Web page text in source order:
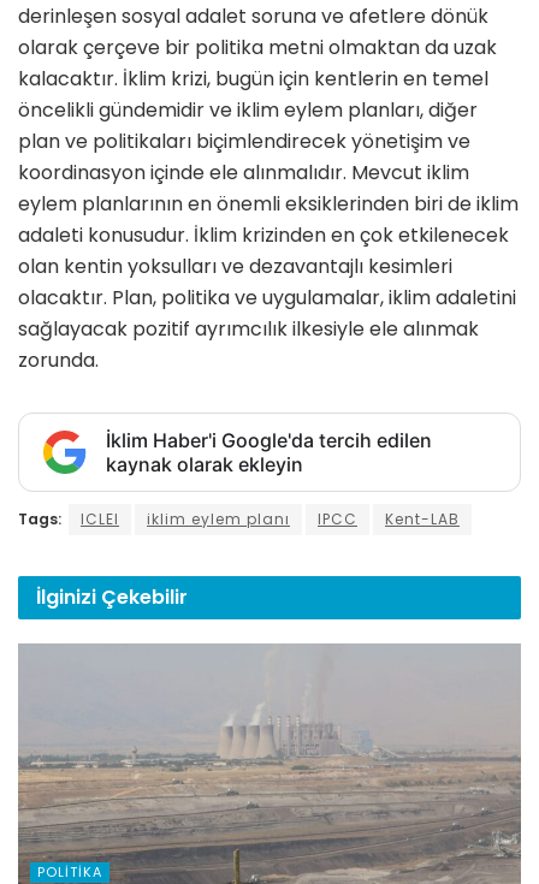
derinleşen sosyal adalet soruna ve afetlere dönük
olarak çerçeve bir politika metni olmaktan da uzak
kalacaktır. İklim krizi, bugün için kentlerin en temel
öncelikli gündemidir ve iklim eylem planları, diğer
plan ve politikaları biçimlendirecek yönetişim ve
koordinasyon içinde ele alınmalıdır. Mevcut iklim
eylem planlarının en önemli eksiklerinden biri de iklim
adaleti konusudur. İklim krizinden en çok etkilenecek
olan kentin yoksulları ve dezavantajlı kesimleri
olacaktır. Plan, politika ve uygulamalar, iklim adaletini
sağlayacak pozitif ayrımcılık ilkesiyle ele alınmak
zorunda.
İklim Haber'i Google'da tercih edilen
kaynak olarak ekleyin
Tags: ICLEI iklim eylem planı IPCC Kent-LAB
İlginizi Çekebilir
POLITIKA